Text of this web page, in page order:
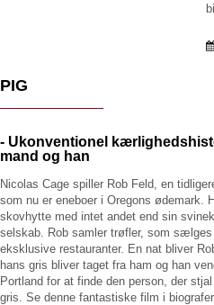
PIG
- Ukonventionel
mand og han
Nicolas Cage spiller Rob Feld, en
som nu er eneboer i Oregons ødemark.
skovhytte med intet andet end sin
selskab. Rob samler trøfler, som
eksklusive restauranter. En nat bliver
hans gris bliver taget fra ham og han
Portland for at finde den person, der
gris. Se denne fantastiske film i